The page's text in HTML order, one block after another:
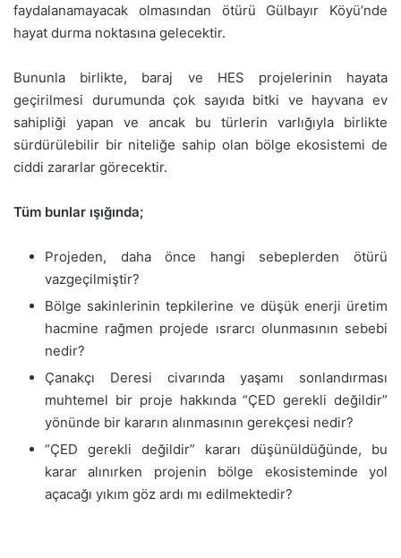
faydalanamayacak olmasından ötürü Gülbayır Köyü’nde
hayat durma noktasına gelecektir.
Bununla birlikte, baraj ve HES projelerinin hayata
geçirilmesi durumunda çok sayıda bitki ve hayvana ev
sahipliği yapan ve ancak bu türlerin varlığıyla birlikte
sürdürülebilir bir niteliğe sahip olan bölge ekosistemi de
ciddi zararlar görecektir.
Tüm bunlar ışığında;
Projeden, daha önce hangi sebeplerden ötürü
vazgeçilmiştir?
Bölge sakinlerinin tepkilerine ve düşük enerji üretim
hacmine rağmen projede ısrarcı olunmasının sebebi
nedir?
Çanakçı Deresi civarında yaşamı sonlandırması
muhtemel bir proje hakkında “ÇED gerekli değildir”
yönünde bir kararın alınmasının gerekçesi nedir?
“ÇED gerekli değildir” kararı düşünüldüğünde, bu
karar alınırken projenin bölge ekosisteminde yol
açacağı yıkım göz ardı mı edilmektedir?